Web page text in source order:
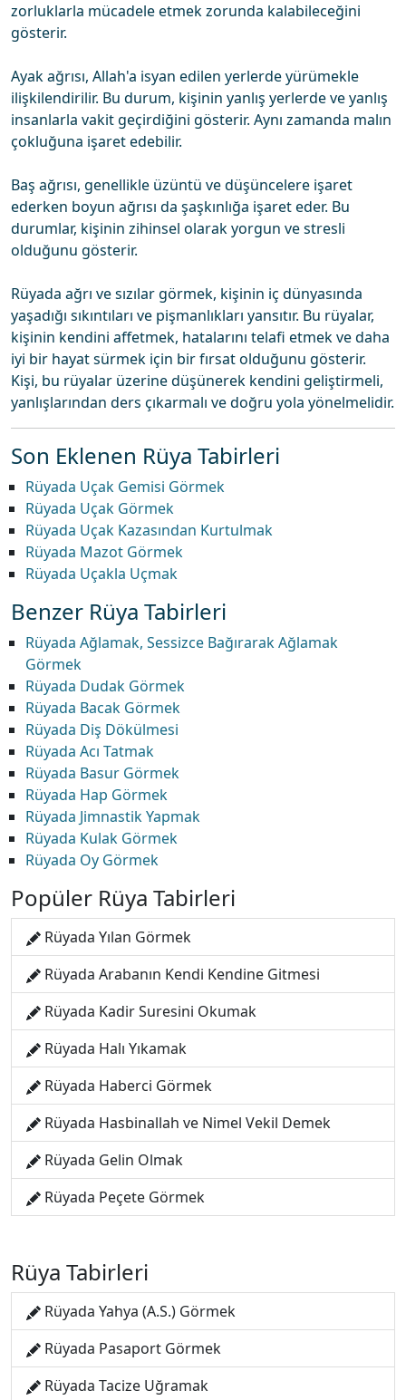
zorluklarla mücadele etmek zorunda kalabileceğini
gösterir.
Ayak ağrısı, Allah'a isyan edilen yerlerde yürümekle
ilişkilendirilir. Bu durum, kişinin yanlış yerlerde ve yanlış
insanlarla vakit geçirdiğini gösterir. Aynı zamanda malın
çokluğuna işaret edebilir.
Baş ağrısı, genellikle üzüntü ve düşüncelere işaret
ederken boyun ağrısı da şaşkınlığa işaret eder. Bu
durumlar, kişinin zihinsel olarak yorgun ve stresli
olduğunu gösterir.
Rüyada ağrı ve sızılar görmek, kişinin iç dünyasında
yaşadığı sıkıntıları ve pişmanlıkları yansıtır. Bu rüyalar,
kişinin kendini affetmek, hatalarını telafi etmek ve daha
iyi bir hayat sürmek için bir fırsat olduğunu gösterir.
Kişi, bu rüyalar üzerine düşünerek kendini geliştirmeli,
yanlışlarından ders çıkarmalı ve doğru yola yönelmelidir.
Son Eklenen Rüya Tabirleri
Rüyada Uçak Gemisi Görmek
Rüyada Uçak Görmek
Rüyada Uçak Kazasından Kurtulmak
Rüyada Mazot Görmek
Rüyada Uçakla Uçmak
Benzer Rüya Tabirleri
Rüyada Ağlamak, Sessizce Bağırarak Ağlamak
Görmek
Rüyada Dudak Görmek
Rüyada Bacak Görmek
Rüyada Diş Dökülmesi
Rüyada Acı Tatmak
Rüyada Basur Görmek
Rüyada Hap Görmek
Rüyada Jimnastik Yapmak
Rüyada Kulak Görmek
Rüyada Oy Görmek
Popüler Rüya Tabirleri
Rüyada Yılan Görmek
Rüyada Arabanın Kendi Kendine Gitmesi
Rüyada Kadir Suresini Okumak
Rüyada Halı Yıkamak
Rüyada Haberci Görmek
Rüyada Hasbinallah ve Nimel Vekil Demek
Rüyada Gelin Olmak
Rüyada Peçete Görmek
Rüya Tabirleri
Rüyada Yahya (A.S.) Görmek
Rüyada Pasaport Görmek
Rüyada Tacize Uğramak